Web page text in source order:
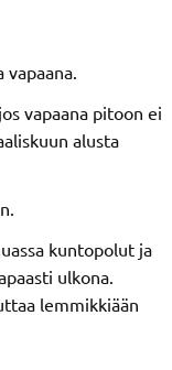
vapaana pitoon ei
alusta
kuntopolut ja
ulkona.
lemmikkiään